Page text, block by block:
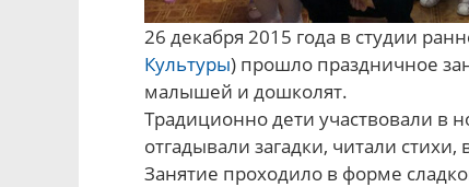
26 декабря 2015 года в студии
Культуры) прошло праздничное
малышей и дошколят.
Традиционно дети участвовали в
отгадывали загадки, читали
Занятие проходило в форме